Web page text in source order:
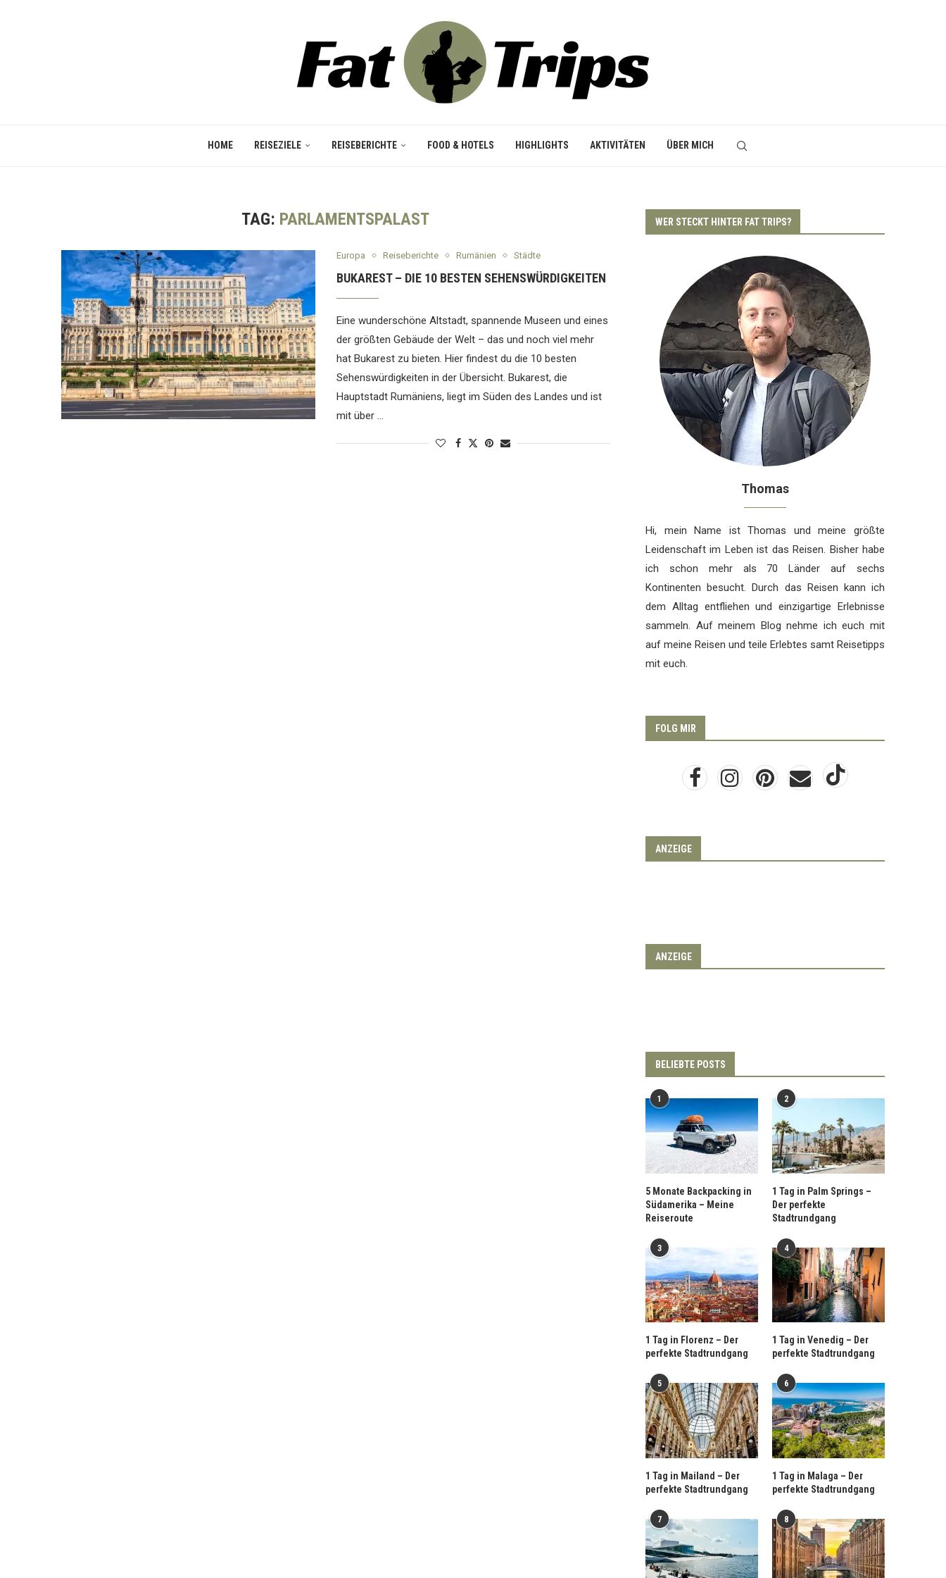
HOME REISEZIELE REISEBERICHTE FOOD & HOTELS HIGHLIGHTS AKTIVITÄTEN ÜBER MICH
TAG: PARLAMENTSPALAST
Europa Reiseberichte Rumänien Städte
BUKAREST – DIE 10 BESTEN SEHENSWÜRDIGKEITEN
Eine wunderschöne Altstadt, spannende Museen und eines
der größten Gebäude der Welt – das und noch viel mehr
hat Bukarest zu bieten. Hier findest du die 10 besten
Sehenswürdigkeiten in der Übersicht. Bukarest, die
Hauptstadt Rumäniens, liegt im Süden des Landes und ist
mit über …
WER STECKT HINTER FAT TRIPS?
Thomas
Hi, mein Name ist Thomas und meine größte
Leidenschaft im Leben ist das Reisen. Bisher habe
ich schon mehr als 70 Länder auf sechs
Kontinenten besucht. Durch das Reisen kann ich
dem Alltag entfliehen und einzigartige Erlebnisse
sammeln. Auf meinem Blog nehme ich euch mit
auf meine Reisen und teile Erlebtes samt Reisetipps
mit euch.
FOLG MIR
ANZEIGE
ANZEIGE
BELIEBTE POSTS
1
5 Monate Backpacking in
Südamerika – Meine
Reiseroute
2
1 Tag in Palm Springs –
Der perfekte
Stadtrundgang
3
1 Tag in Florenz – Der
perfekte Stadtrundgang
4
1 Tag in Venedig – Der
perfekte Stadtrundgang
5
1 Tag in Mailand – Der
perfekte Stadtrundgang
6
1 Tag in Malaga – Der
perfekte Stadtrundgang
7 8